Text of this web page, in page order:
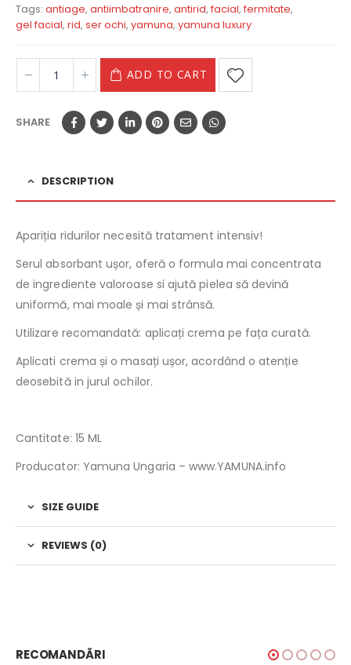
Tags: antiage, antiimbatranire, antirid, facial, fermitate,
gel facial, rid, ser ochi, yamuna, yamuna luxury
ADD TO CART
SHARE
DESCRIPTION
Apariția ridurilor necesită tratament intensiv!
Serul absorbant ușor, oferă o formula mai concentrata
de ingrediente valoroase si ajută pielea să devină
uniformă, mai moale și mai strânsă.
Utilizare recomandată: aplicați crema pe fața curată.
Aplicati crema și o masați ușor, acordând o atenție
deosebită in jurul ochilor.
Cantitate: 15 ML
Producator: Yamuna Ungaria – www.YAMUNA.info
SIZE GUIDE
REVIEWS (0)
RECOMANDĂRI